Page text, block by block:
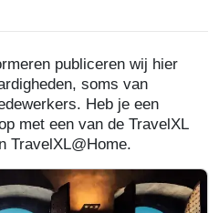
publiceren wij hier
soms van
Heb je een
met een van de TravelXL
TravelXL@Home.